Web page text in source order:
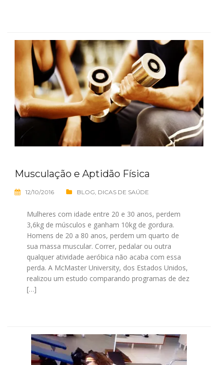
Musculação e Aptidão Física
12/10/2016 BLOG, DICAS DE SAÚDE
Mulheres com idade entre 20 e 30 anos, perdem
3,6kg de músculos e ganham 10kg de gordura.
Homens de 20 a 80 anos, perdem um quarto de
sua massa muscular. Correr, pedalar ou outra
qualquer atividade aeróbica não acaba com essa
perda. A McMaster University, dos Estados Unidos,
realizou um estudo comparando programas de dez
[…]